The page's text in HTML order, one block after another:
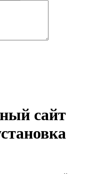
сайт